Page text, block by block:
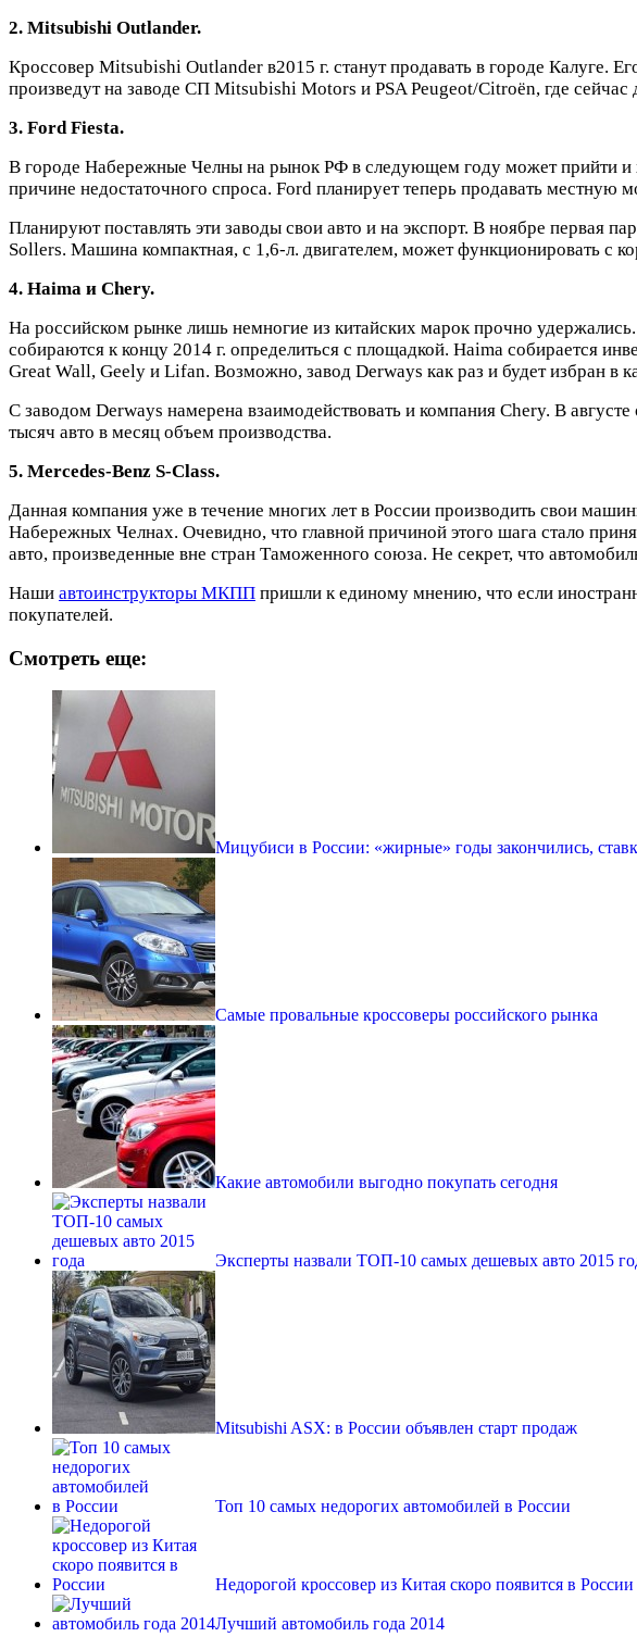
2. Mitsubishi Outlander.
Кроссовер Mitsubishi Outlander в2015 г. станут продавать в городе Калуге.
произведут на заводе СП Mitsubishi Motors и PSA Peugeot/Citroёn, где сейчас
3. Ford Fiesta.
В городе Набережные Челны на рынок РФ в следующем году может прийти и
причине недостаточного спроса. Ford планирует теперь продавать местную
Планируют поставлять эти заводы свои авто и на экспорт. В ноябре первая
Sollers. Машина компактная, с 1,6-л. двигателем, может функционировать с
4. Haima и Chery.
На российском рынке лишь немногие из китайских марок прочно
собираются к концу 2014 г. определиться с площадкой. Haima собирается
Great Wall, Geely и Lifan. Возможно, завод Derways как раз и будет избран в
С заводом Derways намерена взаимодействовать и компания Chery. В
тысяч авто в месяц объем производства.
5. Mercedes-Benz S-Class.
Данная компания уже в течение многих лет в России производить свои
Набережных Челнах. Очевидно, что главной причиной этого шага стало
авто, произведенные вне стран Таможенного союза. Не секрет, что
Наши автоинструкторы МКПП пришли к единому мнению, что если
покупателей.
Смотреть еще:
Мицубиси в России: «жирные» годы закончились,
Самые провальные кроссоверы российского рынка
Какие автомобили выгодно покупать сегодня
Эксперты назвали ТОП-10 самых дешевых авто 2015
Mitsubishi ASX: в России объявлен старт продаж
Топ 10 самых недорогих автомобилей в России
Недорогой кроссовер из Китая скоро появится в России
Лучший автомобиль года 2014